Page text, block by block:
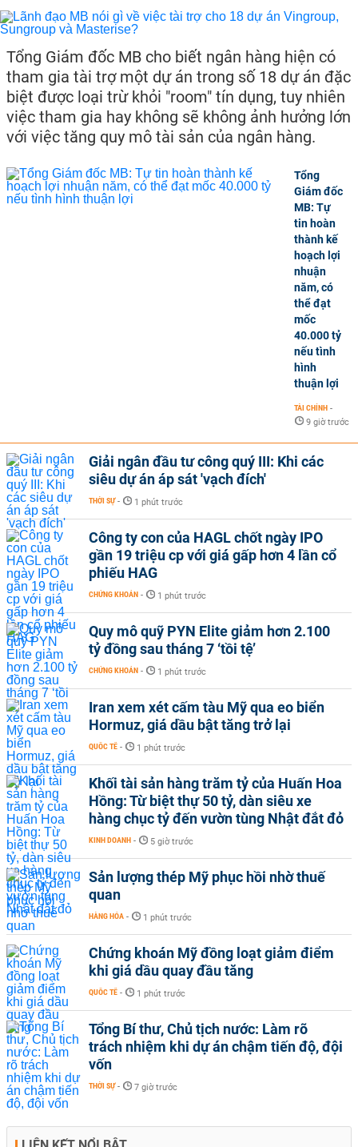
Tổng Giám đốc MB cho biết ngân hàng hiện có
tham gia tài trợ một dự án trong số 18 dự án đặc
biệt được loại trừ khỏi "room" tín dụng, tuy nhiên
việc tham gia hay không sẽ không ảnh hưởng lớn
với việc tăng quy mô tài sản của ngân hàng.
Tổng
Giám đốc
MB: Tự
tin hoàn
thành kế
hoạch lợi
nhuận
năm, có
thể đạt
mốc
40.000 tỷ
nếu tình
hình
thuận lợi
TÀI CHÍNH -
9 giờ trước
Giải ngân đầu tư công quý III: Khi các
siêu dự án áp sát 'vạch đích'
THỜI SỰ - 1 phút trước
Công ty con của HAGL chốt ngày IPO
gần 19 triệu cp với giá gấp hơn 4 lần cổ
phiếu HAG
CHỨNG KHOÁN - 1 phút trước
Quy mô quỹ PYN Elite giảm hơn 2.100
tỷ đồng sau tháng 7 ‘tồi tệ’
CHỨNG KHOÁN - 1 phút trước
Iran xem xét cấm tàu Mỹ qua eo biển
Hormuz, giá dầu bật tăng trở lại
QUỐC TẾ - 1 phút trước
Khối tài sản hàng trăm tỷ của Huấn Hoa
Hồng: Từ biệt thự 50 tỷ, dàn siêu xe
hàng chục tỷ đến vườn tùng Nhật đắt đỏ
KINH DOANH - 5 giờ trước
Sản lượng thép Mỹ phục hồi nhờ thuế
quan
HÀNG HÓA - 1 phút trước
Chứng khoán Mỹ đồng loạt giảm điểm
khi giá dầu quay đầu tăng
QUỐC TẾ - 1 phút trước
Tổng Bí thư, Chủ tịch nước: Làm rõ
trách nhiệm khi dự án chậm tiến độ, đội
vốn
THỜI SỰ - 7 giờ trước